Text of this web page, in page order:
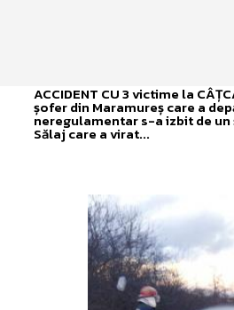
ACCIDENT CU 3 victime la
șofer din Maramureș care a
neregulamentar s-a izbit de un
Sălaj care a virat...